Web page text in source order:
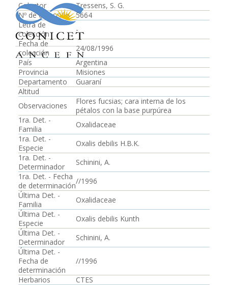
Colector
Tressens, S. G.
Nº de colección
5664
Letra de
colección
-
Fecha de
colección
24/08/1996
País
Argentina
Provincia
Misiones
Departamento
Guaraní
Altitud
Observaciones
Flores fucsias; cara interna de los
pétalos con la base purpúrea
1ra. Det. -
Familia
Oxalidaceae
1ra. Det. -
Especie
Oxalis debilis H.B.K.
1ra. Det. -
Determinador
Schinini, A.
1ra. Det. - Fecha
de determinación//1996
Última Det. -
Familia
Oxalidaceae
Última Det. -
Especie
Oxalis debilis Kunth
Última Det. -
Determinador
Schinini, A.
Última Det. -
Fecha de
determinación
//1996
Herbarios
CTES